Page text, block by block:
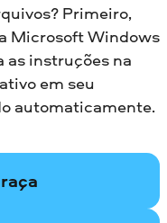
Primeiro,
Microsoft Windows
as instruções na
em seu
automaticamente.